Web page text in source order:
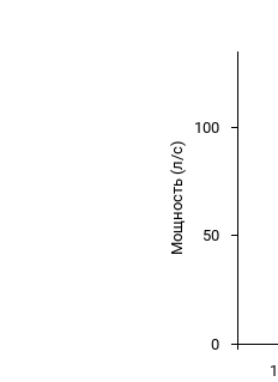
Мощность (л/с)
0
50
100